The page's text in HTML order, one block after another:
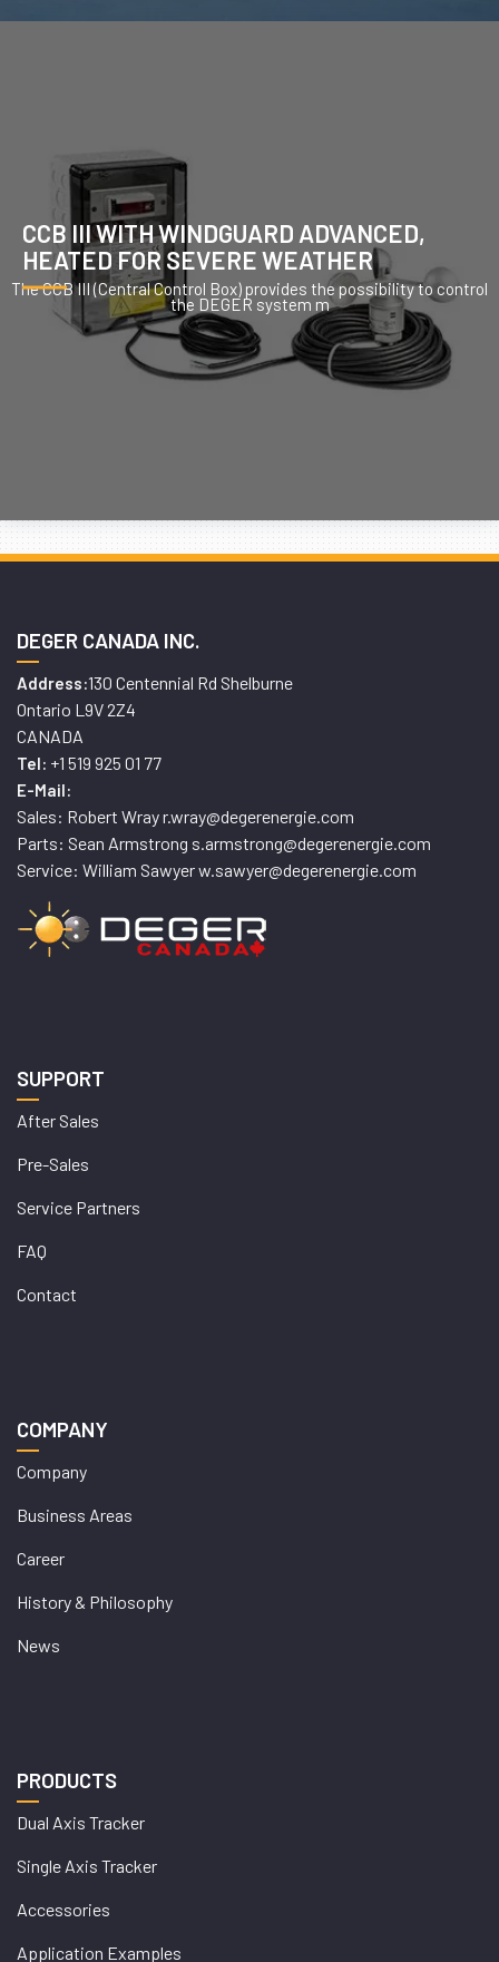
CCB III WITH WINDGUARD ADVANCED,
HEATED FOR SEVERE WEATHER
The CCB III (Central Control Box) provides the possibility to control
the DEGER system m
DEGER CANADA INC.
Address:130 Centennial Rd Shelburne
Ontario L9V 2Z4
CANADA
Tel: +1 519 925 01 77
E-Mail:
Sales: Robert Wray r.wray@degerenergie.com
Parts: Sean Armstrong s.armstrong@degerenergie.com
Service: William Sawyer w.sawyer@degerenergie.com
SUPPORT
After Sales
Pre-Sales
Service Partners
FAQ
Contact
COMPANY
Company
Business Areas
Career
History & Philosophy
News
PRODUCTS
Dual Axis Tracker
Single Axis Tracker
Accessories
Application Examples